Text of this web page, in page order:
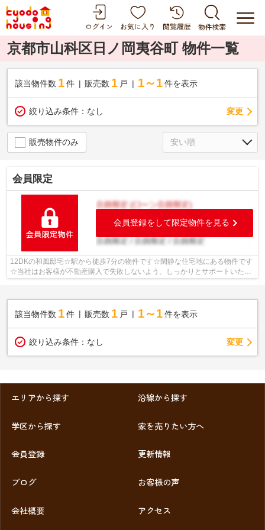
京都市山科区日ノ岡夷谷町 物件一覧
該当物件数 1件 販売数 1 戸 1～1 件を表示
絞り込み条件： なし 変更
販売物件のみ
会員限定
会員登録をして限定物件を見る
12DKの和風邸宅☆駅から徒歩7分の物件です☆閑静な住宅地にある物件です
☆当社はお客様が不動産購入で失敗しないよう、しっかりとサポートいたし
ます☆経験豊富なスタッフが丁寧に不動産情...
該当物件数 1件 販売数 1 戸 1～1 件を表示
絞り込み条件： なし 変更
エリアから探す 沿線から探す
学区から探す 家を売りたい方へ
会員登録 更新情報
ブログ お客様の声
会社概要 アクセス